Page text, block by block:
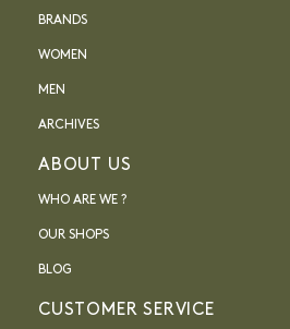
BRANDS
WOMEN
MEN
ARCHIVES
ABOUT US
WHO ARE WE ?
OUR SHOPS
BLOG
CUSTOMER SERVICE